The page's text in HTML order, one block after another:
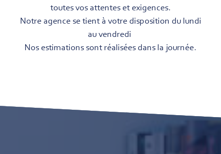
toutes vos attentes et exigences.
Notre agence se tient à votre disposition du lundi
au vendredi
Nos estimations sont réalisées dans la journée.